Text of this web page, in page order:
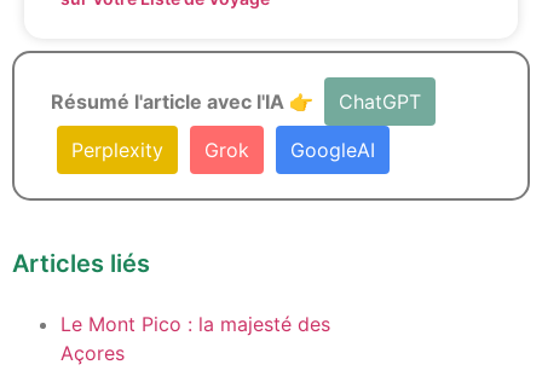
Résumé l'article avec l'IA 👉
ChatGPT
Perplexity
Grok GoogleAI
Articles liés
Le Mont Pico : la majesté des
Açores